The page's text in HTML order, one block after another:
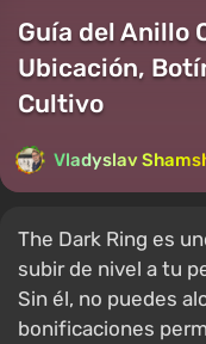
Guía del Anillo
Ubicación,
Cultivo
Vladyslav
The Dark Ring es
subir de nivel a tu
Sin él, no puedes
bonificaciones